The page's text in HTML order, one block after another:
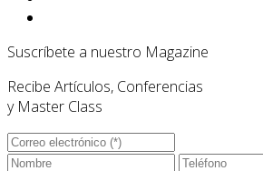
Suscríbete a nuestro Magazine
Recibe Artículos, Conferencias
y Master Class